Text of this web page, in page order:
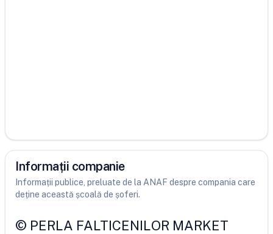
Informații companie
Informații publice, preluate de la ANAF despre compania care
deține această școală de șoferi.
© PERLA FALTICENILOR MARKET